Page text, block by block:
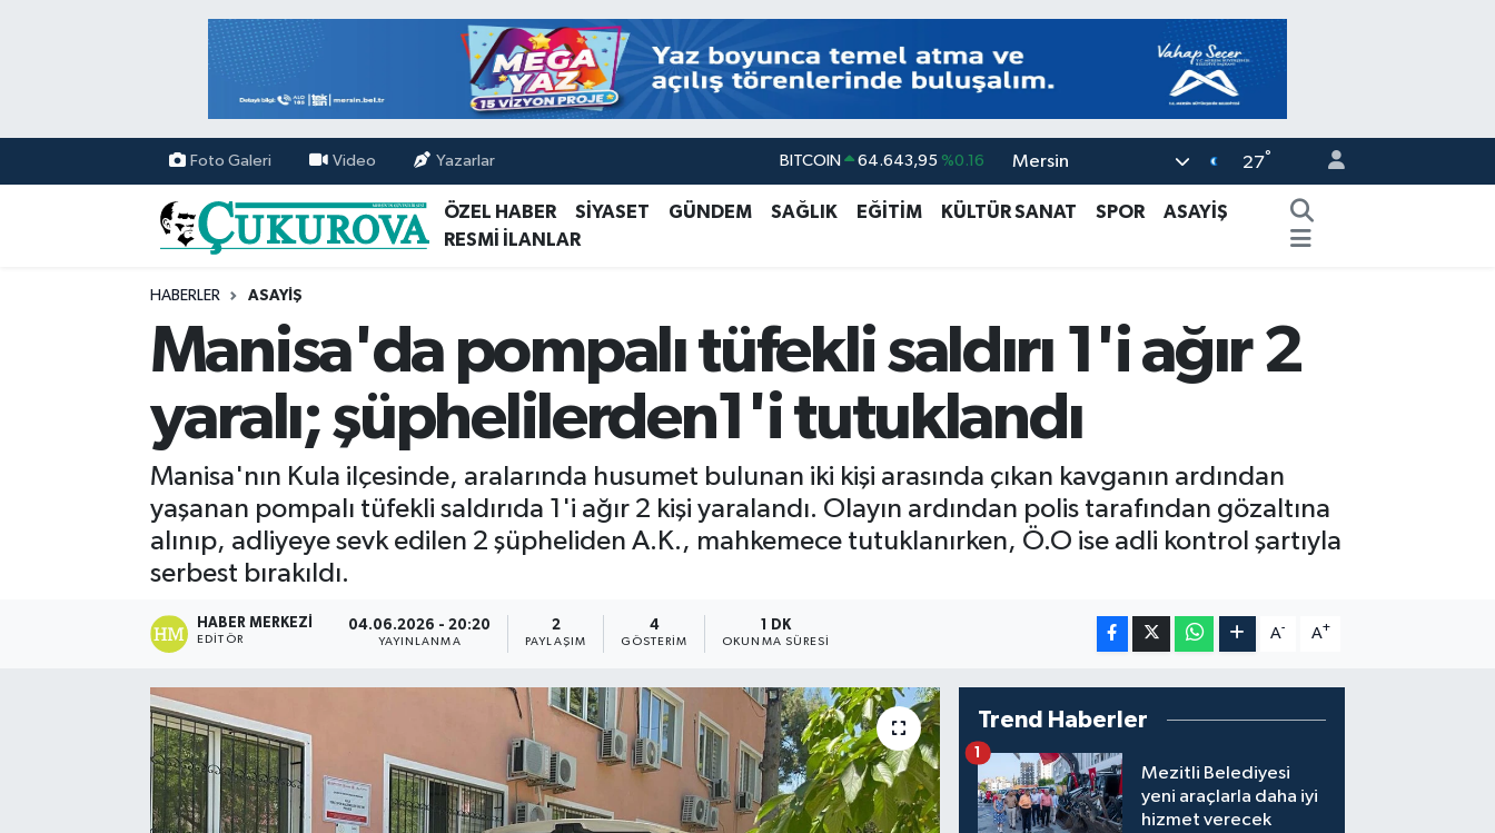
Foto Galeri Video Yazarlar
DOLAR 47,6704 %0
BİST100 13.799 %70
Mersin 27°
ÖZEL HABER SİYASET GÜNDEM SAĞLIK EĞİTİM KÜLTÜR SANAT SPOR
ASAYİŞ
RESMİ İLANLAR
HABERLER ASAYİŞ
Manisa'da pompalı tüfekli saldırı 1'i ağır 2
yaralı; şüphelilerden1'i tutuklandı
Manisa'nın Kula ilçesinde, aralarında husumet bulunan iki kişi arasında çıkan kavganın ardından
yaşanan pompalı tüfekli saldırıda 1'i ağır 2 kişi yaralandı. Olayın ardından polis tarafından gözaltına
alınıp, adliyeye sevk edilen 2 şüpheliden A.K., mahkemece tutuklanırken, Ö.O ise adli kontrol şartıyla
serbest bırakıldı.
HABER MERKEZI
EDITÖR
04.06.2026 - 20:20
YAYINLANMA
2
PAYLAŞIM
4
GÖSTERIM
1 DK
OKUNMA SÜRESI
A- A+
Trend Haberler
Mezitli Belediyesi
yeni araçlarla daha iyi
hizmet verecek
1
Mersin Nöbetçi Eczaneler
Mersin Hava Durumu
Mersin Namaz Vakitleri
Mersin Trafik Yoğunluk Haritası
Tüm Manşetler
Son Dakika Haberleri
Haber Arşivi